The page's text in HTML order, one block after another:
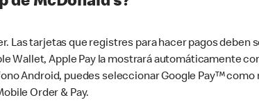
Las tarjetas que registres para hacer pagos deben
Wallet, Apple Pay la mostrará automáticamente
Android, puedes seleccionar Google Pay™
Order & Pay.